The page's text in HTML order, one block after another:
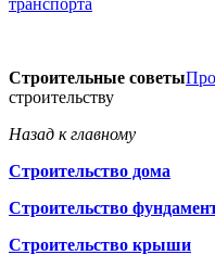
транспорта
Строительные советы
строительству
Назад к главному
Строительство дома
Строительство
Строительство крыши